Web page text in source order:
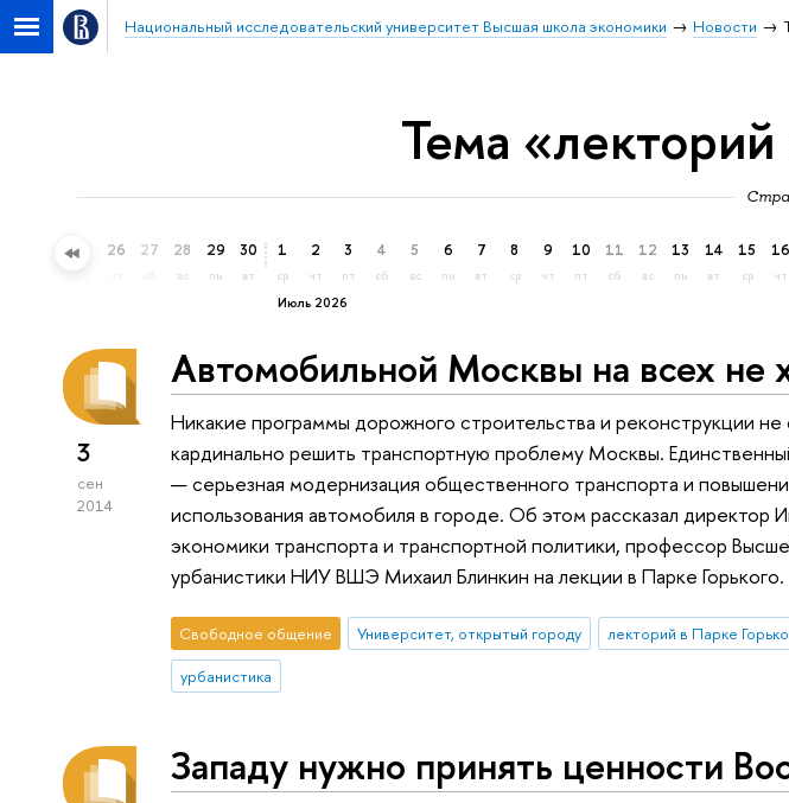
Национальный исследовательский университет Высшая школа экономики Новости
Тема
25 26 27 28
вс
29
пн
30
вт
Июль 2026
1
ср
2
чт
3
пт
4
сб
5
вс
6
пн
7
вт
8
ср
9
чт
10
пт
11
сб
12
вс
13
пн
14
вт
15
ср
16
чт
3
сен
2014
Автомобильной Москвы на всех не
Никакие программы дорожного строительства и реконструкции
кардинально решить транспортную проблему Москвы.
— серьезная модернизация общественного транспорта и
использования автомобиля в городе. Об этом рассказал директор
экономики транспорта и транспортной политики, профессор
урбанистики НИУ ВШЭ Михаил Блинкин на лекции в Парке Горького.
Свободное общение Университет, открытый городу лекторий в Парке
урбанистика
Западу нужно принять ценности